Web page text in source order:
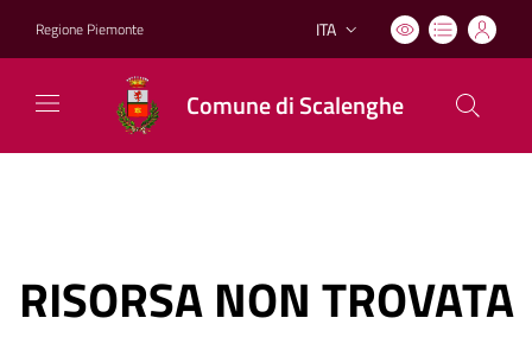
Regione Piemonte Lingua attiva:
ITA
Comune di Scalenghe
RISORSA NON TROVATA